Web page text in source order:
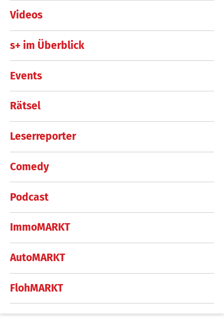
Videos
s+ im Überblick
Events
Rätsel
Leserreporter
Comedy
Podcast
ImmoMARKT
AutoMARKT
FlohMARKT